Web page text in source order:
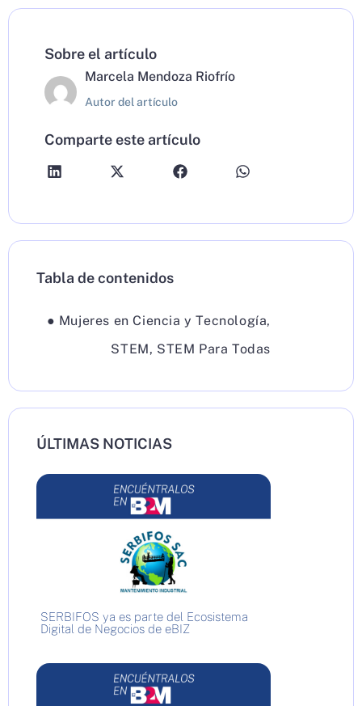
Sobre el artículo
Marcela Mendoza Riofrío
Autor del artículo
Comparte este artículo
Tabla de contenidos
● Mujeres en Ciencia y Tecnología,
STEM, STEM Para Todas
ÚLTIMAS NOTICIAS
SERBIFOS ya es parte del Ecosistema
Digital de Negocios de eBIZ